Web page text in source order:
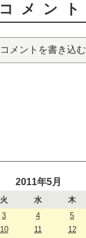
コメント
コメントを書き込む
2011年5月
火 水 木
3 4 5
10 11 12